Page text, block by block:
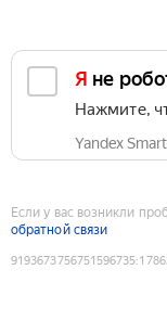
Я не
Нажмите,
Yandex
Если у вас возникли
обратной связи
9193673756751596735: